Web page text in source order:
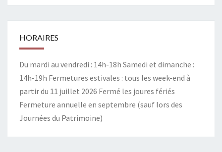
HORAIRES
Du mardi au vendredi : 14h-18h Samedi et dimanche :
14h-19h Fermetures estivales : tous les week-end à
partir du 11 juillet 2026 Fermé les joures fériés
Fermeture annuelle en septembre (sauf lors des
Journées du Patrimoine)